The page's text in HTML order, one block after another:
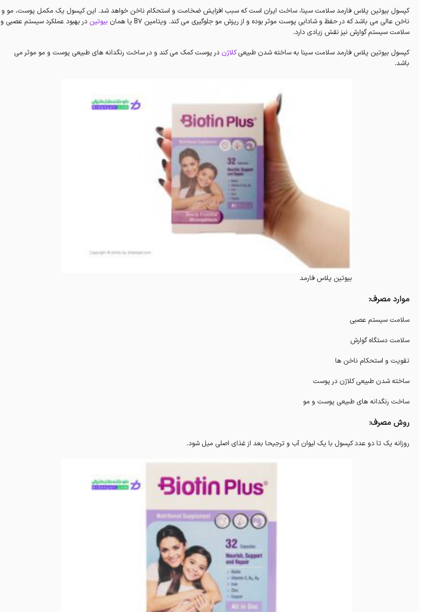
کپسول بیوتین پلاس فارمد سلامت سینا، ساخت ایران است که سبب افزایش ضخامت و استحکام ناخن خواهد شد. این کپسول یک مکمل پوست، مو و
ناخن عالی می باشد که در حفظ و شادابی پوست موثر بوده و از ریزش مو جلوگیری می کند. ویتامین B7 یا همان
بیوتین در بهبود عملکرد سیستم عصبی و
سلامت سیستم گوارش نیز نقش زیادی دارد.
کپسول بیوتین پلاس فارمد سلامت سینا به ساخته شدن طبیعیکلاژن در پوست کمک می کند و در ساخت رنگدانه های طبیعی پوست و مو موثر می
باشد.
بیوتین پلاس فارمد
موارد مصرف:
سلامت سیستم عصبی
سلامت دستگاه گوارش
تقویت و استحکام ناخن ها
ساخته شدن طبیعی کلاژن در پوست
ساخت رنگدانه های طبیعی پوست و مو
روش مصرف:
روزانه یک تا دو عدد کپسول با یک لیوان آب و ترجیحا بعد از غذای اصلی میل شود.